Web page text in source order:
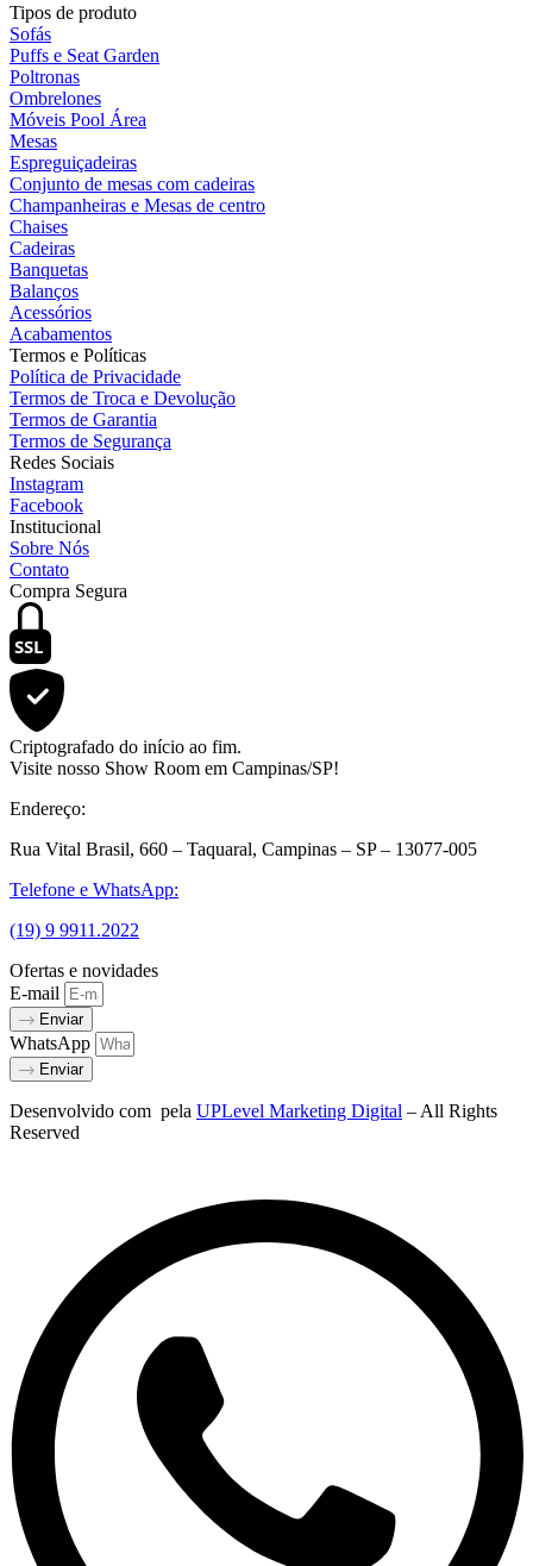
Tipos de produto
Sofás
Puffs e Seat Garden
Poltronas
Ombrelones
Móveis Pool Área
Mesas
Espreguiçadeiras
Conjunto de mesas com cadeiras
Champanheiras e Mesas de centro
Chaises
Cadeiras
Banquetas
Balanços
Acessórios
Acabamentos
Termos e Políticas
Política de Privacidade
Termos de Troca e Devolução
Termos de Garantia
Termos de Segurança
Redes Sociais
Instagram
Facebook
Institucional
Sobre Nós
Contato
Compra Segura
SSL
Criptografado do início ao fim.
Visite nosso Show Room em Campinas/SP!
Endereço:
Rua Vital Brasil, 660 – Taquaral, Campinas – SP – 13077-005
Telefone e WhatsApp:
(19) 9 9911.2022
Ofertas e novidades
E-mail
Enviar
WhatsApp
Enviar
Desenvolvido com pela UPLevel Marketing Digital – All Rights
Reserved